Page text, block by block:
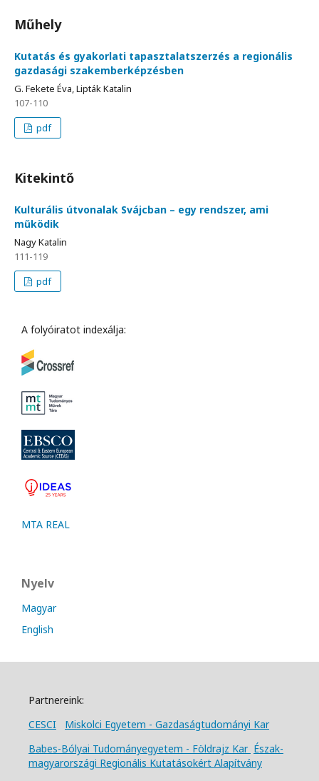
Műhely
Kutatás és gyakorlati tapasztalatszerzés a regionális
gazdasági szakemberképzésben
G. Fekete Éva, Lipták Katalin
107-110
pdf
Kitekintő
Kulturális útvonalak Svájcban – egy rendszer, ami
működik
Nagy Katalin
111-119
pdf
A folyóiratot indexálja:
MTA REAL
Nyelv
Magyar
English
Partnereink:
CESCI
Miskolci Egyetem - Gazdaságtudományi Kar
Babes-Bólyai Tudományegyetem - Földrajz Kar Észak-
magyarországi Regionális Kutatásokért Alapítvány